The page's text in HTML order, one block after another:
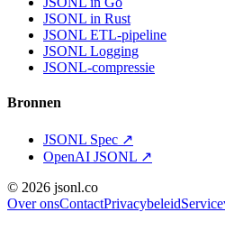
JSONL in Rust
JSONL ETL-pipeline
JSONL Logging
JSONL-compressie
Bronnen
JSONL Spec ↗
OpenAI JSONL ↗
© 2026 jsonl.co
Over onsContactPrivacybeleid